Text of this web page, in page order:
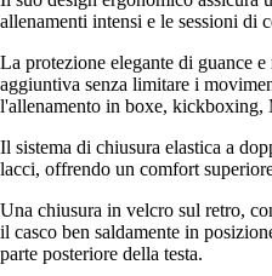
allenamenti intensi e le sessioni di
La protezione elegante di guance
aggiuntiva senza limitare i
l'allenamento in boxe,
Il sistema di chiusura elastica a
lacci, offrendo un comfort
Una chiusura in velcro sul retro,
il casco ben saldamente in
parte posteriore della testa.